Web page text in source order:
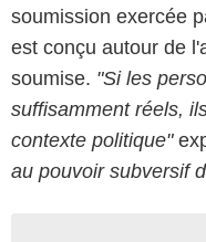
soumission exercée
est conçu autour de
soumise. "Si les
suffisamment réels,
contexte politique"
au pouvoir subversif